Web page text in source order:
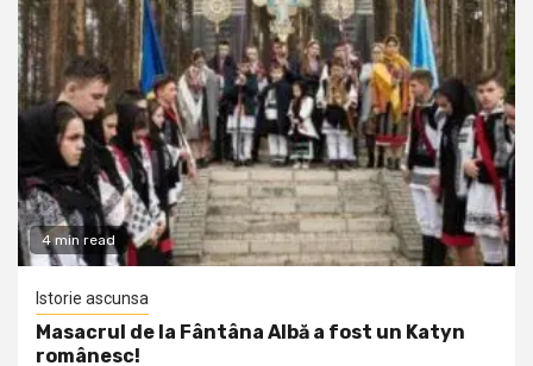
4 min read
Istorie ascunsa
Masacrul de la Fântâna Albă a fost un Katyn
românesc!